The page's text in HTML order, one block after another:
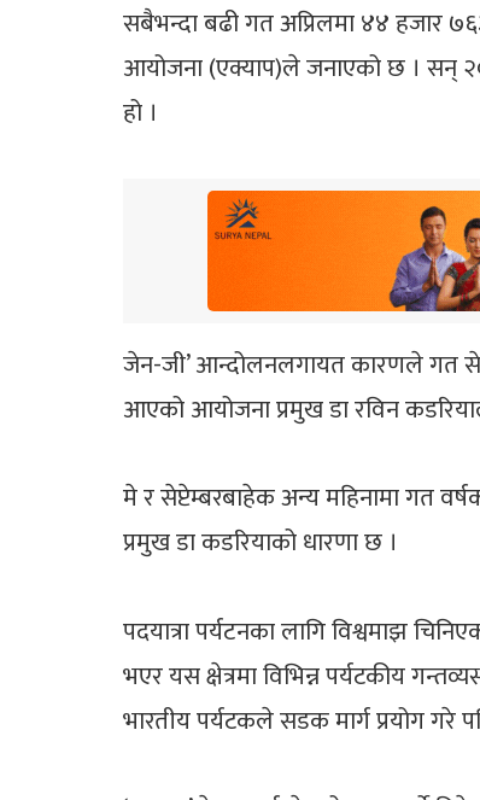
सबैभन्दा बढी गत अप्रिलमा ४४ हजार
आयोजना (एक्याप)ले जनाएको छ । सन्
हो ।
जेन-जी’ आन्दोलनलगायत कारणले गत
आएको आयोजना प्रमुख डा रविन
मे र सेप्टेम्बरबाहेक अन्य महिनामा गत
प्रमुख डा कडरियाको धारणा छ ।
पदयात्रा पर्यटनका लागि विश्वमाझ
भएर यस क्षेत्रमा विभिन्न पर्यटकीय
भारतीय पर्यटकले सडक मार्ग प्रयोग